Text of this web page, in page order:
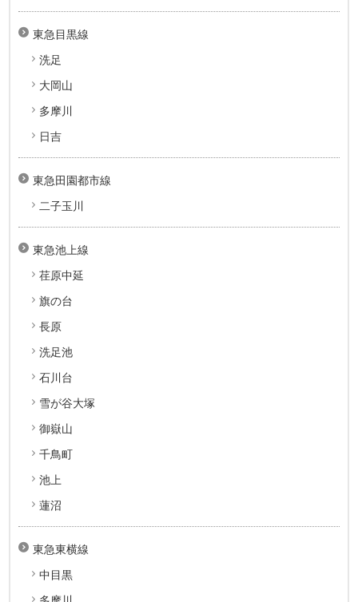
東急目黒線
洗足
大岡山
多摩川
日吉
東急田園都市線
二子玉川
東急池上線
荏原中延
旗の台
長原
洗足池
石川台
雪が谷大塚
御嶽山
千鳥町
池上
蓮沼
東急東横線
中目黒